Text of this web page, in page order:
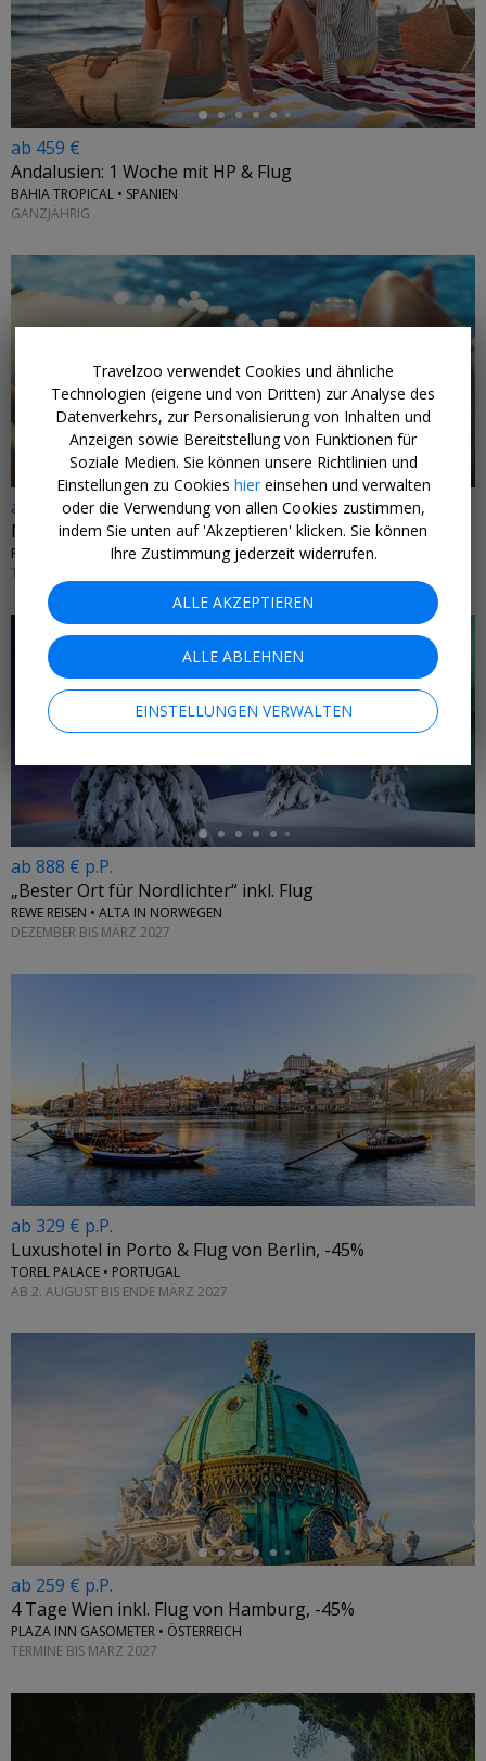
←
ab 459 €
Andalusien: 1 Woche mit HP & Flug
BAHIA TROPICAL • SPANIEN
GANZJÄHRIG
ab 399 € p.P.
Mallorca: Riu-Hotel mit HP & Flug von NRW
RIU CONCORDIA • SPANIEN
TERMINE BIS MÄRZ 2027
←
ab 888 € p.P.
„Bester Ort für Nordlichter“ inkl. Flug
REWE REISEN • ALTA IN NORWEGEN
DEZEMBER BIS MÄRZ 2027
ab 329 € p.P.
Luxushotel in Porto & Flug von Berlin, -45%
TOREL PALACE • PORTUGAL
AB 2. AUGUST BIS ENDE MÄRZ 2027
ab 259 € p.P.
4 Tage Wien inkl. Flug von Hamburg, -45%
PLAZA INN GASOMETER • ÖSTERREICH
TERMINE BIS MÄRZ 2027
Travelzoo verwendet Cookies und ähnliche
Technologien (eigene und von Dritten) zur Analyse des
Datenverkehrs, zur Personalisierung von Inhalten und
Anzeigen sowie Bereitstellung von Funktionen für
Soziale Medien. Sie können unsere Richtlinien und
Einstellungen zu Cookies hiereinsehen und verwalten
oder die Verwendung von allen Cookies zustimmen,
indem Sie unten auf 'Akzeptieren' klicken. Sie können
Ihre Zustimmung jederzeit widerrufen.
ALLE AKZEPTIEREN
ALLE ABLEHNEN
EINSTELLUNGEN VERWALTEN